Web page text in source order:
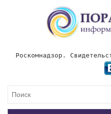
Роскомнадзор.